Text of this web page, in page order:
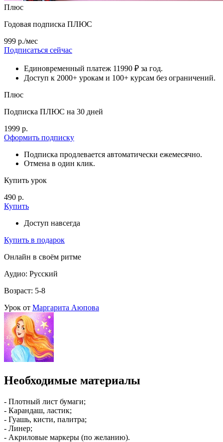
Плюс
Годовая подписка ПЛЮС
999 р./мес
Подписаться сейчас
Единовременный платеж 11990 ₽ за год.
Доступ к 2000+ урокам и 100+ курсам без ограничений.
Плюс
Подписка ПЛЮС на 30 дней
1999 р.
Оформить подписку
Подписка продлевается автоматически ежемесячно.
Отмена в один клик.
Купить урок
490 р.
Купить
Доступ навсегда
Купить в подарок
Онлайн в своём ритме
Аудио: Русский
Возраст: 5-8
Урок от Маргарита Аюпова
Необходимые материалы
- Плотный лист бумаги;
- Карандаш, ластик;
- Гуашь, кисти, палитра;
- Линер;
- Акриловые маркеры (по желанию).